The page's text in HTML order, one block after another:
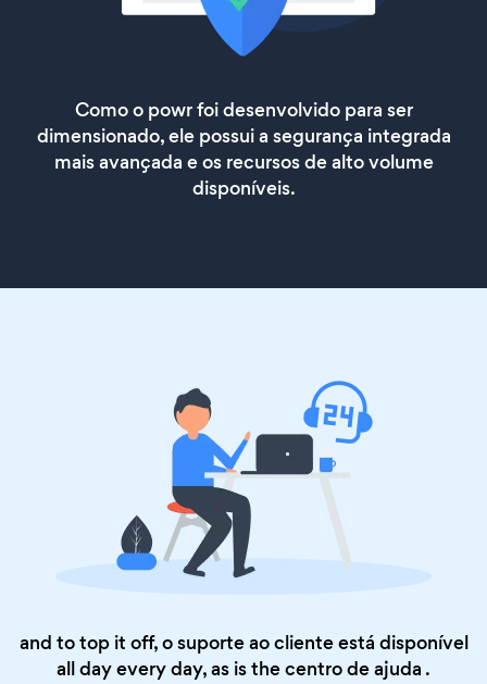
Como o powr foi desenvolvido para ser
dimensionado, ele possui a segurança integrada
mais avançada e os recursos de alto volume
disponíveis.
and to top it off, o suporte ao cliente está disponível
all day every day, as is thecentro de ajuda .